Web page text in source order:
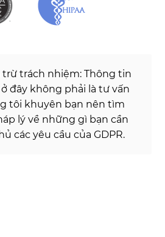
trách nhiệm:Thông tin
đây không phải là tư vấn
tôi khuyên bạn nên tìm
lý về những gì bạn cần
các yêu cầu của GDPR.